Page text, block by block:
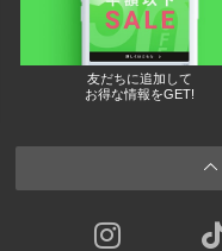
友だちに追加して
お得な情報をGET!